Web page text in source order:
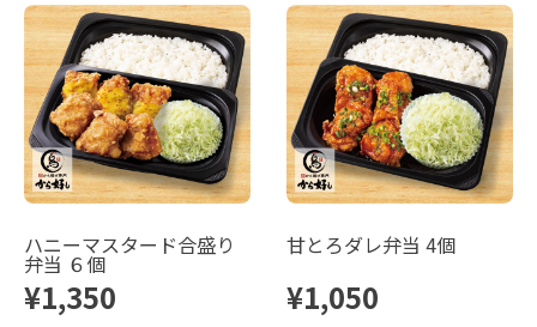
ハニーマスタード合盛り
弁当 ６個
¥1,350
甘とろダレ弁当 4個
¥1,050